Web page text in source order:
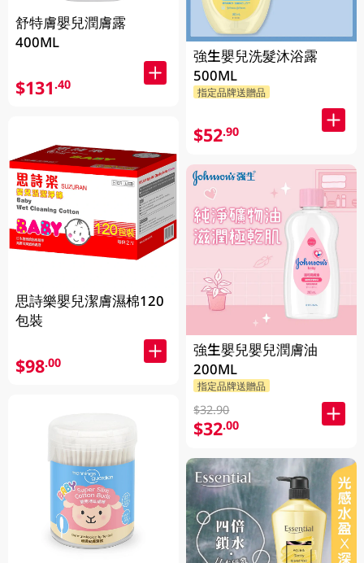
舒特膚嬰兒潤膚露
400ML
$131.40
思詩樂嬰兒潔膚濕棉120
包裝
$98.00
強生嬰兒洗髮沐浴露
500ML
指定品牌送贈品
$52.90
強生嬰兒嬰兒潤膚油
200ML
指定品牌送贈品
$32.90
$32.00